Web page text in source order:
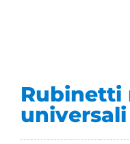
Rubinetti